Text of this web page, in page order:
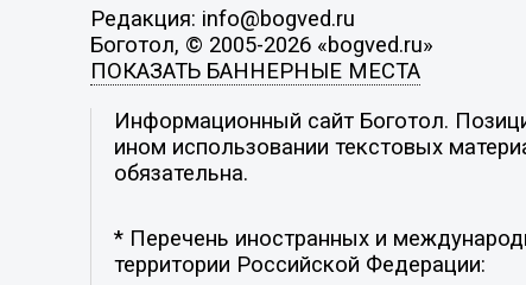
Редакция: info@bogved.ru
Боготол, © 2005-2026 «bogved.ru»
ПОКАЗАТЬ БАННЕРНЫЕ МЕСТА
Информационный сайт Боготол.
ином использовании текстовых
обязательна.
* Перечень иностранных и
территории Российской Федерации: